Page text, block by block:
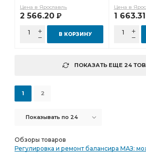
Цена в Ярославль
2 566.20 Р
В КОРЗИНУ
Цена в
1 663.31
ПОКАЗАТЬ ЕЩЕ 24
Показывать по 24
1 2
Обзоры товаров
Регулировка и ремонт балансира МАЗ: